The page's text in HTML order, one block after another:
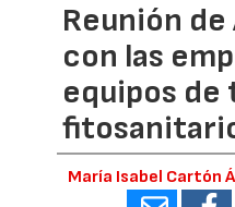
Reunión
con las
equipos
María Isabel Cartón